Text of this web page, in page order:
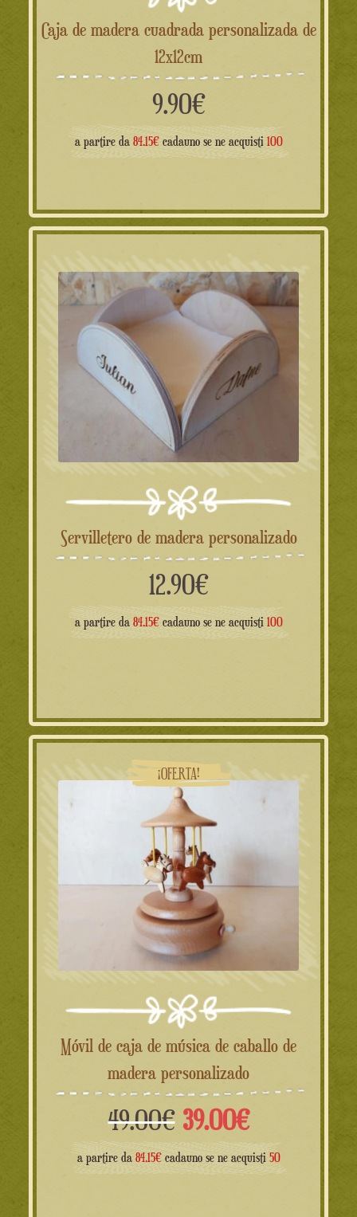
Caja de madera cuadrada personalizada de
12x12cm
9.90€
a partire da 84.15€cadauno se ne acquisti 100
Servilletero de madera personalizado
12.90€
a partire da 84.15€cadauno se ne acquisti 100
¡OFERTA!
Móvil de caja de música de caballo de
madera personalizado
49.00€ El
precio
39.00€El
precio
a partire da 84.15€cadauno se ne acquisti 50